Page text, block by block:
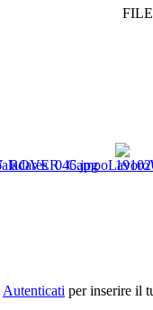
Autenticati per inserire il